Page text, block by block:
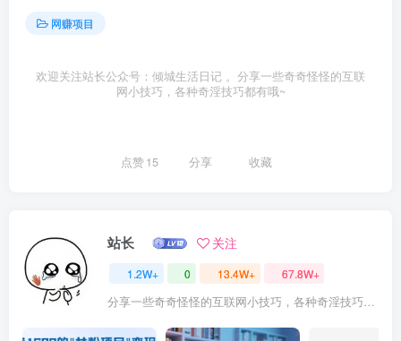
网赚项目
欢迎关注站长公众号：倾城生活日记 。分享一些奇奇怪怪的互联
网小技巧，各种奇淫技巧都有哦~
点赞15 分享 收藏
站长 关注
1.2W+ 0 13.4W+ 67.8W+
分享一些奇奇怪怪的互联网小技巧，各种奇淫技巧都在本站。